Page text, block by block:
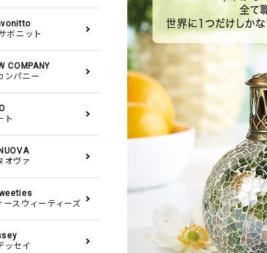
ボニット
COMPANY
ンパニー
ト
オヴァ
ースウィーティーズ
ッセイ